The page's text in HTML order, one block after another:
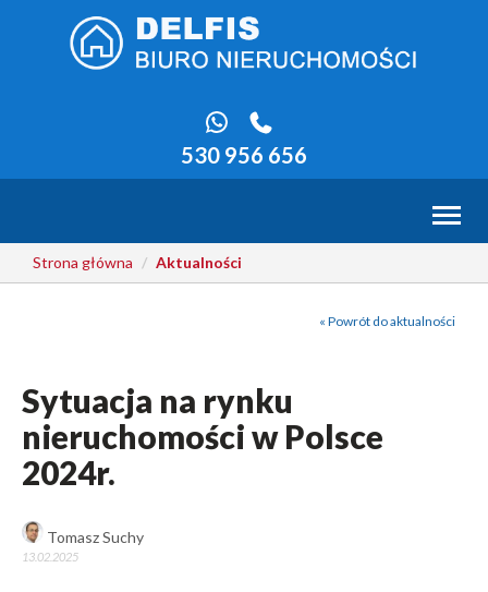
530 956 656
Strona główna
Aktualności
« Powrót do aktualności
Sytuacja na rynku
nieruchomości w Polsce
2024r.
Tomasz Suchy
13.02.2025